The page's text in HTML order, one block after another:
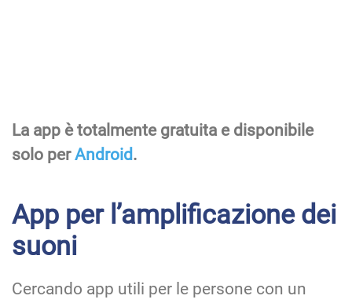
La app è totalmente gratuita e disponibile
solo perAndroid.
App per l’amplificazione dei
suoni
Cercando app utili per le persone con un